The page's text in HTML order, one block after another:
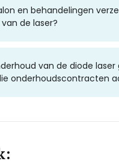
en behandelingen
de laser?
van de diode laser
onderhoudscontracten